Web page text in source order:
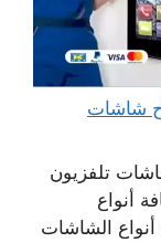
55880595 إصلاح شاشات
تلفزيون
أنواع
أنواع الشاشات